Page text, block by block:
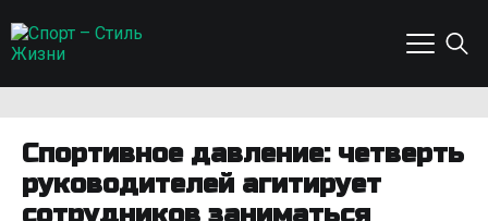
Спортивное давление: четверть
руководителей агитирует